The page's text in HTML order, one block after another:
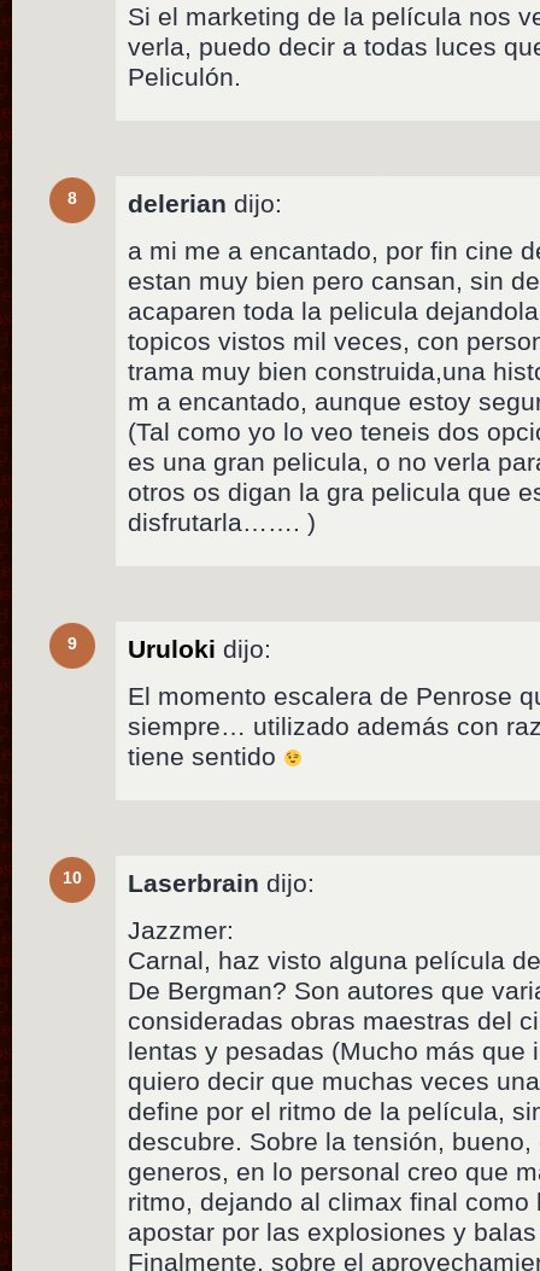
Si el marketing de la película nos
verla, puedo decir a todas luces
Peliculón.
8 delerian dijo:
a mi me a encantado, por fin cine
estan muy bien pero cansan, sin
acaparen toda la pelicula
topicos vistos mil veces, con
trama muy bien construida,una
m a encantado, aunque estoy
(Tal como yo lo veo teneis dos
es una gran pelicula, o no verla
otros os digan la gra pelicula que
disfrutarla……. )
9 Uruloki dijo:
El momento escalera de Penrose
siempre… utilizado además con
tiene sentido
10 Laserbrain dijo:
Jazzmer:
Carnal, haz visto alguna película
De Bergman? Son autores que
consideradas obras maestras del
lentas y pesadas (Mucho más que
quiero decir que muchas veces
define por el ritmo de la película,
descubre. Sobre la tensión,
generos, en lo personal creo que
ritmo, dejando al climax final
apostar por las explosiones y
Finalmente, sobre el